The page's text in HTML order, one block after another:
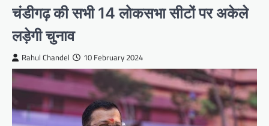
चंडीगढ़ की सभी 14 लोकसभा सीटों पर अकेले
लड़ेगी चुनाव
Rahul Chandel 10 February 2024